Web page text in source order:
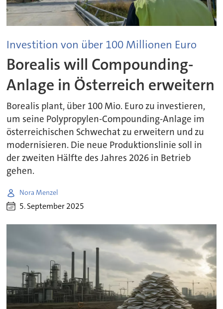
Investition von über 100 Millionen Euro
Borealis will Compounding-
Anlage in Österreich erweitern
Borealis plant, über 100 Mio. Euro zu investieren,
um seine Polypropylen-Compounding-Anlage im
österreichischen Schwechat zu erweitern und zu
modernisieren. Die neue Produktionslinie soll in
der zweiten Hälfte des Jahres 2026 in Betrieb
gehen.
Nora Menzel
5. September 2025